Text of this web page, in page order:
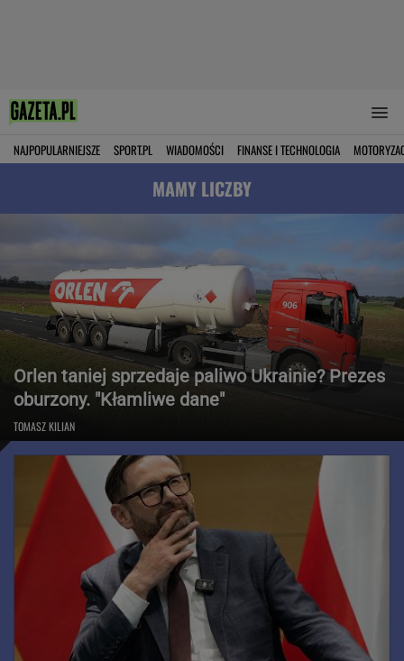
NAJPOPULARNIEJSZE SPORT.PL WIADOMOŚCI FINANSE I TECHNOLOGIA
MAMY LICZBY
Orlen taniej sprzedaje paliwo Ukrainie? Prezes
oburzony. "Kłamliwe dane"
TOMASZ KILIAN